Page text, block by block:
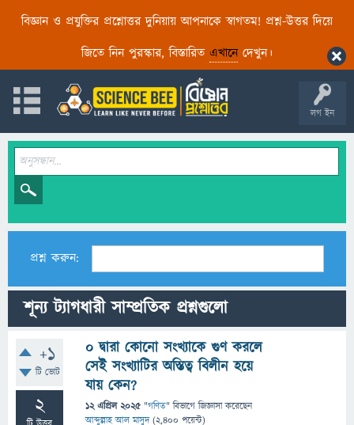
বিজ্ঞান ও প্রযুক্তির প্রশ্নোত্তর দুনিয়ায় আপনাকে স্বাগতম! প্রশ্ন-উত্তর দিয়ে
জিতে নিন পুরস্কার, বিস্তারিত এখানেদেখুন।
লগ ইন
প্রশ্ন করুন:
শূন্য ট্যাগধারী সাম্প্রতিক প্রশ্নগুলো
+1
টি ভোট
2
০ দ্বারা কোনো সংখ্যাকে গুণ করলে
সেই সংখ্যাটির অস্তিত্ব বিলীন হয়ে
যায় কেন?
12 এপ্রিল 2025 "গণিত" বিভাগে জিজ্ঞাসাকরেছেন
আব্দুল্লাহ আল মাসুদ (2,400 পয়েন্ট)